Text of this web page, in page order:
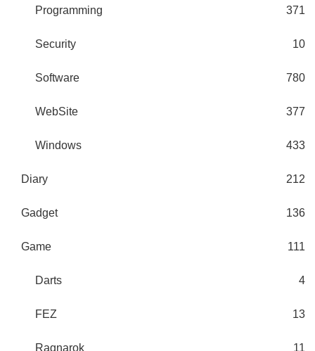
Programming 371
Security 10
Software 780
WebSite 377
Windows 433
Diary 212
Gadget 136
Game 111
Darts 4
FEZ 13
Ragnarok 11